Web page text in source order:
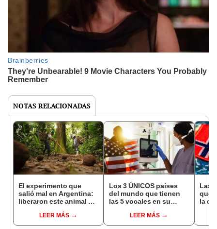
NOTAS RELACIONADAS
El experimento que
salió mal en Argentina:
liberaron este animal y
bosques milenarios de
la Patagonia
LEER MÁS
Los 3 ÚNICOS países
del mundo que tienen
las 5 vocales en su
con unoLEER MÁS
Las
que
la de